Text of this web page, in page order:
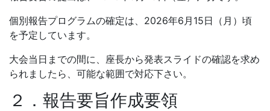
個別報告プログラムの確定は、2026年6月15日（月）頃
を予定しています。
大会当日までの間に、座長から発表スライドの確認を求め
られましたら、可能な範囲で対応下さい。
２．報告要旨作成要領